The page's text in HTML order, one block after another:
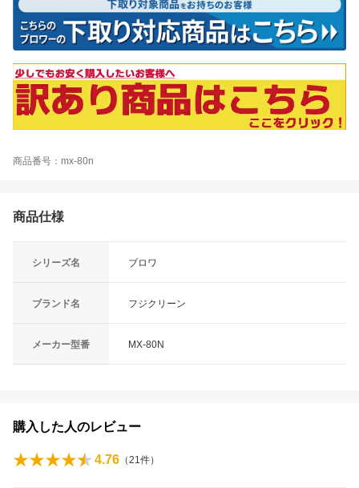
商品番号：mx-80n
商品仕様
シリーズ名 ブロワ
ブランド名 フジクリーン
メーカー型番 MX-80N
購入した人のレビュー
4.76 （21件）